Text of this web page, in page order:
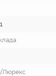
Люрекс